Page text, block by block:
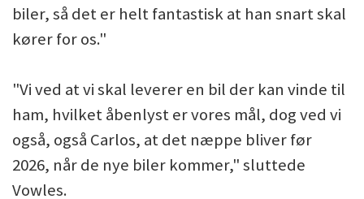
biler, så det er helt fantastisk at han snart skal
kører for os."
"Vi ved at vi skal leverer en bil der kan vinde til
ham, hvilket åbenlyst er vores mål, dog ved vi
også, også Carlos, at det næppe bliver før
2026, når de nye biler kommer," sluttede
Vowles.